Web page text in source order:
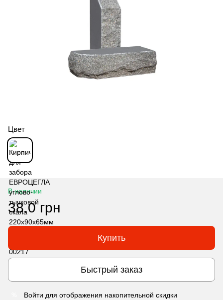
Цвет
В наличии
38.0 грн
Купить
Быстрый заказ
Войти для отображения накопительной скидки